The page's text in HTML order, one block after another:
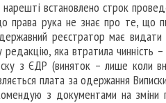
встановлено строк
права рука не знає про те, що
реєстратор має
яка втратила чинність
з ЄДР (виняток – лише коли
плата за одержання
з документами на зміни